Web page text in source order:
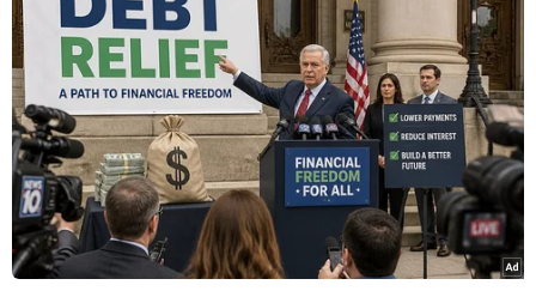
xuất cảnh trái phép.
(TTXVN/Vietnam+)